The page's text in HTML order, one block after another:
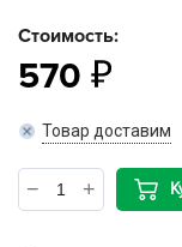
Стоимость:
570
Товар доставим